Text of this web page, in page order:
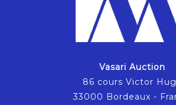
Vasari Auction
86 cours Victor
33000 Bordeaux -